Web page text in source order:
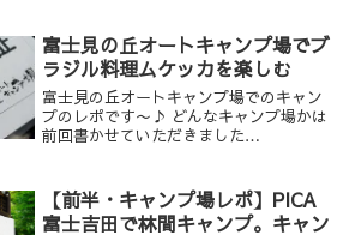
変わるかもしれないしなぁと思っていた
のですがこの度、...
富士見の丘オートキャンプ場でブ
ラジル料理ムケッカを楽しむ
富士見の丘オートキャンプ場でのキャン
プのレポです〜♪ どんなキャンプ場かは
前回書かせていただきました
などは、変わってくるかもしれませんの
でご了承下さい。「富...
【前半・キャンプ場レポ】PICA
富士吉田で林間キャンプ。キャン